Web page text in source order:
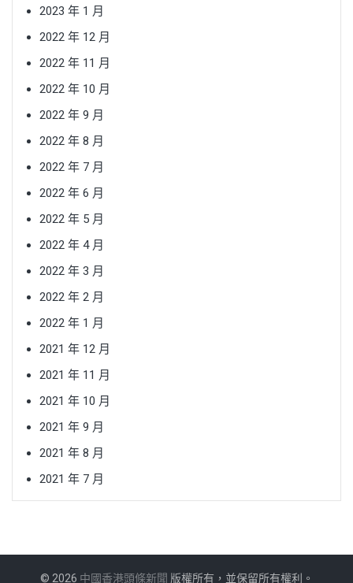
2023 年 1 月
2022 年 12 月
2022 年 11 月
2022 年 10 月
2022 年 9 月
2022 年 8 月
2022 年 7 月
2022 年 6 月
2022 年 5 月
2022 年 4 月
2022 年 3 月
2022 年 2 月
2022 年 1 月
2021 年 12 月
2021 年 11 月
2021 年 10 月
2021 年 9 月
2021 年 8 月
2021 年 7 月
© 2026 中國香港頭條新聞 版權所有，並保留所有權利。